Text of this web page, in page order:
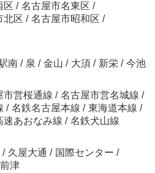
区 / 名古屋市名東区 /
北区 / 名古屋市昭和区 /
南 / 泉 / 金山 / 大須 / 新栄 / 今池
市営桜通線 / 名古屋市営名城線 /
/ 名鉄名古屋本線 / 東海道本線 /
速あおなみ線 / 名鉄犬山線
/ 久屋大通 / 国際センター /
前津